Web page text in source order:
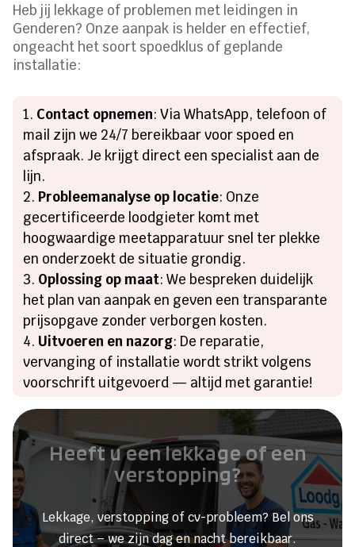
Heb jij lekkage of problemen met leidingen in
Genderen? Onze aanpak is helder en effectief,
ongeacht het soort spoedklus of geplande
installatie:
Contact opnemen: Via WhatsApp, telefoon of
mail zijn we 24/7 bereikbaar voor spoed en
afspraak. Je krijgt direct een specialist aan de
lijn.
Probleemanalyse op locatie: Onze
gecertificeerde loodgieter komt met
hoogwaardige meetapparatuur snel ter plekke
en onderzoekt de situatie grondig.
Oplossing op maat: We bespreken duidelijk
het plan van aanpak en geven een transparante
prijsopgave zonder verborgen kosten.
Uitvoeren en nazorg: De reparatie,
vervanging of installatie wordt strikt volgens
voorschrift uitgevoerd — altijd met garantie!
Heeft u een lekkage of een
verstopping?
Lekkage, verstopping of cv-probleem? Bel ons
direct – we zijn dag en nacht bereikbaar.